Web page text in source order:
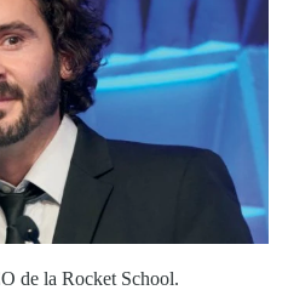
de la Rocket School.